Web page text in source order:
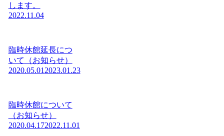
します。
2022.11.04
臨時休館延長につ
いて（お知らせ）
2020.05.01 2023.01.23
臨時休館について
（お知らせ）
2020.04.172022.11.01